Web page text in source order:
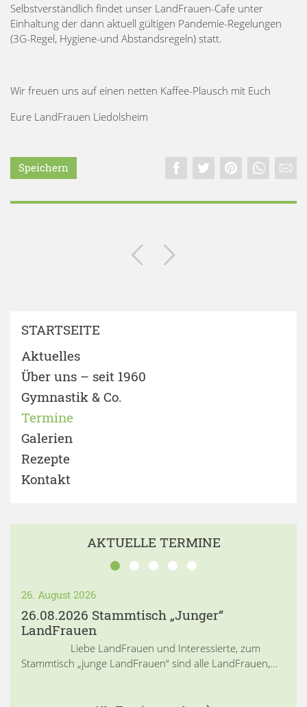
Selbstverständlich findet unser LandFrauen-Cafe unter
Einhaltung der dann aktuell gültigen Pandemie-Regelungen
(3G-Regel, Hygiene-und Abstandsregeln) statt.
Wir freuen uns auf einen netten Kaffee-Plausch mit Euch
Eure LandFrauen Liedolsheim
Speichern
STARTSEITE
Aktuelles
Über uns – seit 1960
Gymnastik & Co.
Termine
Galerien
Rezepte
Kontakt
AKTUELLE TERMINE
26. August 2026
26.08.2026 Stammtisch „Junger“
LandFrauen
Liebe LandFrauen und Interessierte, zum
Stammtisch „junge LandFrauen“ sind alle LandFrauen,...